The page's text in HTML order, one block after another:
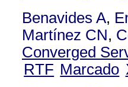
Benavides A,
Martínez CN,
Converged
RTF Marcado